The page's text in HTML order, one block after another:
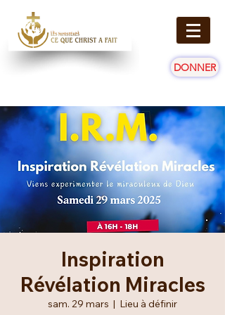
DONNER
Inspiration
Révélation Miracles
sam. 29 mars
  |
Lieu à définir